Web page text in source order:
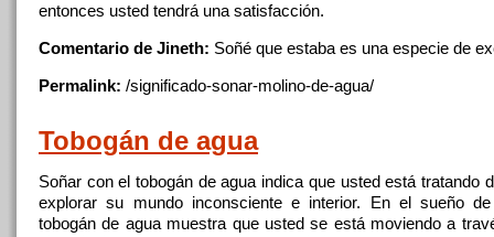
entonces usted tendrá una satisfacción.
Comentario de Jineth: Soñé que estaba es una especie de
Permalink: /significado-sonar-molino-de-agua/
Tobogán de agua
Soñar con el tobogán deagua indica queusted está tratando
explorar su mundo inconsciente e interior. En el sueño
tobogán de aguamuestra queusted se está moviendo a